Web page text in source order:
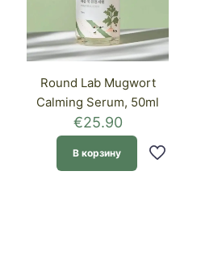
Round Lab Mugwort
Calming Serum, 50ml
€25.90
В корзину